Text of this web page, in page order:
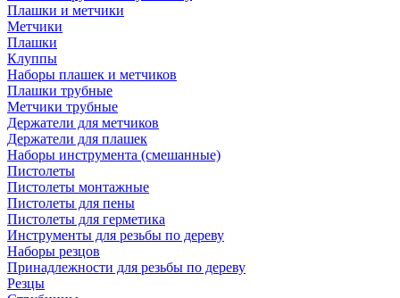
Плашки и метчики
Метчики
Плашки
Клуппы
Наборы плашек и метчиков
Плашки трубные
Метчики трубные
Держатели для метчиков
Держатели для плашек
Наборы инструмента (смешанные)
Пистолеты
Пистолеты монтажные
Пистолеты для пены
Пистолеты для герметика
Инструменты для резьбы по дереву
Наборы резцов
Принадлежности для резьбы по дереву
Резцы